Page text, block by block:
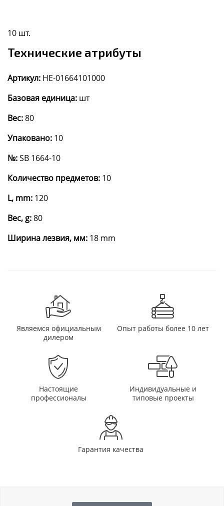
10 шт.
Технические атрибуты
Артикул: HE-01664101000
Базовая единица: шт
Вес:80
Упаковано: 10
№:SB 1664-10
Количество предметов: 10
L, mm: 120
Вес, g:80
Ширина лезвия, мм: 18 mm
Являемся официальным
дилером
Опыт работы более 10 лет
Настоящие
профессионалы
Индивидуальные и
типовые проекты
Гарантия качества